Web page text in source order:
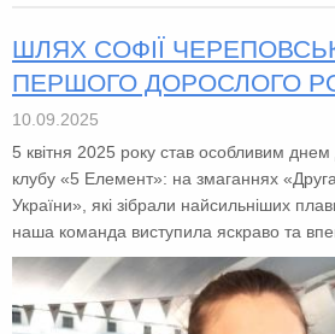
ШЛЯХ СОФІЇ
ПЕРШОГО ДОРОСЛОГО
10.09.2025
5 квітня 2025 року став особливим
клубу «5 Елемент»: на змаганнях
України», які зібрали найсильніших
наша команда виступила яскраво та